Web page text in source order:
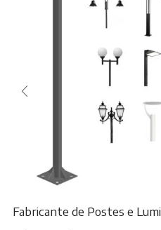
Fabricante de Postes e